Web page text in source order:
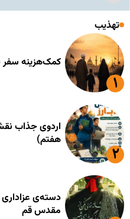
تهذیب
کمک‌هزینه سفر
اردوی جذاب
هفتم)
دسته‌ی عزاداری
مقدس قم